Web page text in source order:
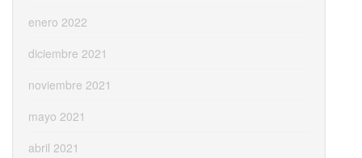
enero 2022
diciembre 2021
noviembre 2021
mayo 2021
abril 2021